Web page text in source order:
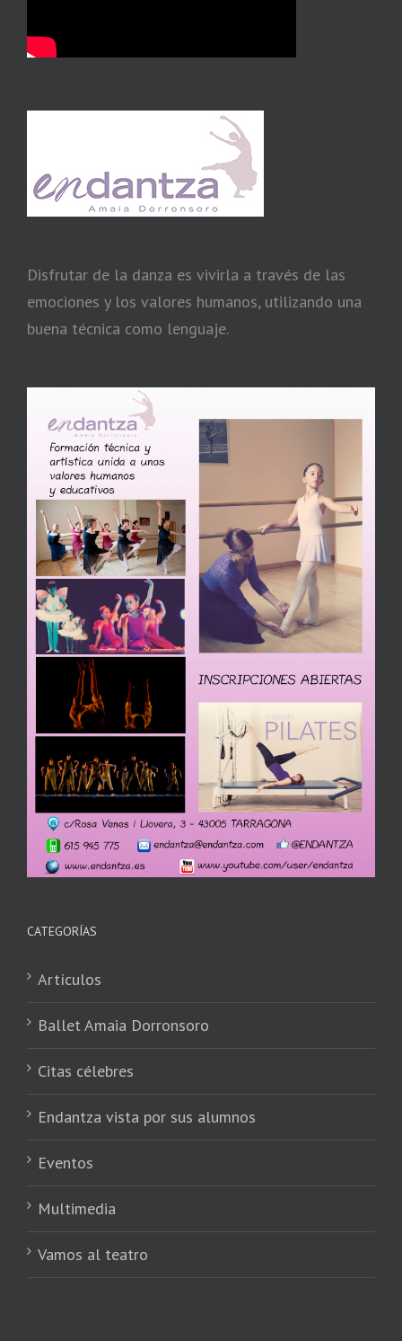
Disfrutar de la danza es vivirla a través de las
emociones y los valores humanos, utilizando una
buena técnica como lenguaje.
CATEGORÍAS
Artículos
Ballet Amaia Dorronsoro
Citas célebres
Endantza vista por sus alumnos
Eventos
Multimedia
Vamos al teatro